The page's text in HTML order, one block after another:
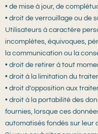
• de mise à jour, de
• droit de verrouillage ou de
Utilisateurs à caractère
incomplètes, équivoques,
la communication ou la
• droit de retirer à tout
• droit à la limitation du
• droit d’opposition aux
• droit à la portabilité des
fournies, lorsque ces
automatisés fondés sur leur